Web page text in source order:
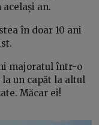
an.
în doar 10 ani
majoratul într-o
un capăt la altul
Măcar ei!